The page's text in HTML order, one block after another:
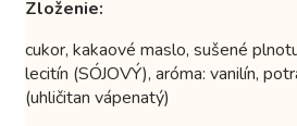
Zloženie:
cukor, kakaové maslo, sušené
lecitín (SÓJOVÝ), aróma: vanilín,
(uhličitan vápenatý)